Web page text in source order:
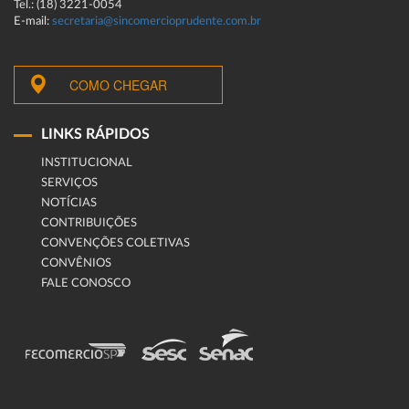
Tel.: (18) 3221-0054
E-mail: secretaria@sincomercioprudente.com.br
COMO CHEGAR
LINKS RÁPIDOS
INSTITUCIONAL
SERVIÇOS
NOTÍCIAS
CONTRIBUIÇÕES
CONVENÇÕES COLETIVAS
CONVÊNIOS
FALE CONOSCO